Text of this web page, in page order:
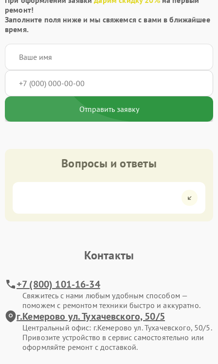
ремонт!
Заполните поля ниже и мы свяжемся с вами в ближайшее
время.
Отправить заявку
Вопросы и ответы
Контакты
+7 (800) 101-16-34
Свяжитесь с нами любым удобным способом —
поможем с ремонтом техники быстро и аккуратно.
г.Кемерово ул. Тухачевского, 50/5
Центральный офис: г.Кемерово ул. Тухачевского, 50/5.
Привозите устройство в сервис самостоятельно или
оформляйте ремонт с доставкой.